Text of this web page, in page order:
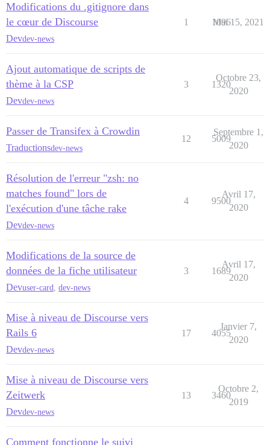
Modifications du .gitignore dans
le cœur de Discourse
Devdev-news
1 1096
Mai 15, 2021
Ajout automatique de scripts de
thème à la CSP
Devdev-news
3 1320
Octobre 23,
2020
Passer de Transifex à Crowdin
Traductionsdev-news
12 5009
Septembre 1,
2020
Résolution de l'erreur "zsh: no
matches found" lors de
l'exécution d'une tâche rake
Devdev-news
4 9500
Avril 17,
2020
Modifications de la source de
données de la fiche utilisateur
Devuser-card dev-news
3 1689
Avril 17,
2020
Mise à niveau de Discourse vers
Rails 6
Devdev-news
17 4055
Janvier 7,
2020
Mise à niveau de Discourse vers
Zeitwerk
Devdev-news
13 3460
Octobre 2,
2019
Comment fonctionne le suivi